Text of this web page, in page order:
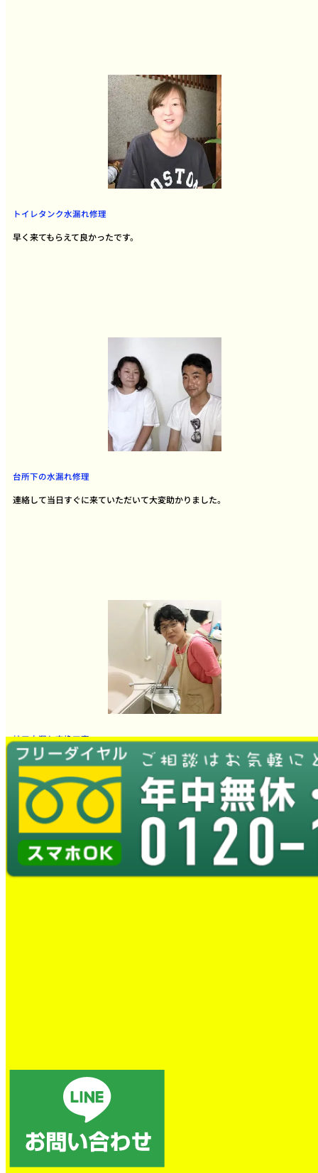
トイレタンク水漏れ修理
早く来てもらえて良かったです。
台所下の水漏れ修理
連絡して当日すぐに来ていただいて大変助かりました。
蛇口水漏れ交換工事
とても良かったです。